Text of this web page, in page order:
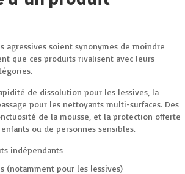
agressives soient synonymes de moindre
que ces produits rivalisent avec leurs
de dissolution pour les lessives, la
pour les nettoyants multi-surfaces. Des
de la mousse, et la protection offerte
ou de personnes sensibles.
indépendants
(notamment pour les lessives)